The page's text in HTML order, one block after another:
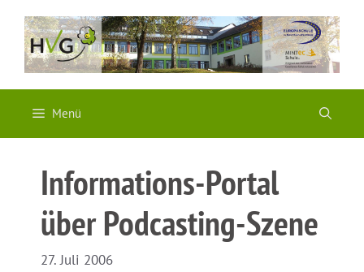
Inhalt
springen
Menü
Informations-Portal
über Podcasting-Szene
27. Juli 2006